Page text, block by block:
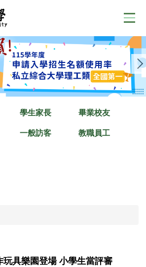
學生家長 畢業校友
一般訪客 教職員工
玩具樂園登場 小學生當評審